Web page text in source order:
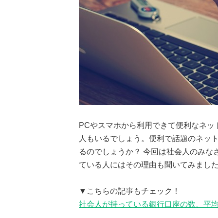
PCやスマホから利用できて便利なネ
人もいるでしょう。便利で話題のネッ
るのでしょうか？ 今回は社会人のみ
ている人にはその理由も聞いてみまし
▼こちらの記事もチェック！
社会人が持っている銀行口座の数、平